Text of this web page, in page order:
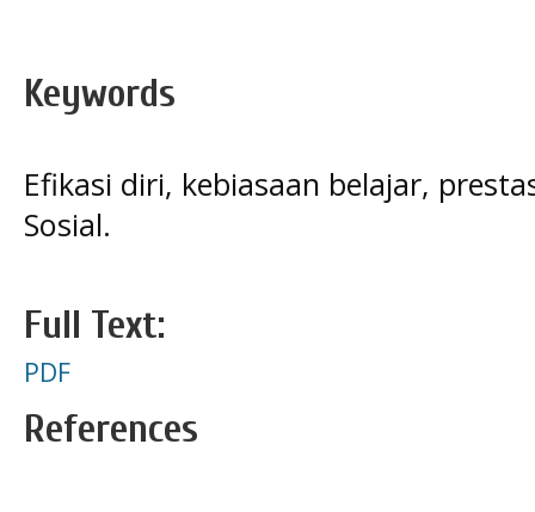
Keywords
Efikasi diri, kebiasaan belajar,
Sosial.
Full Text:
PDF
References